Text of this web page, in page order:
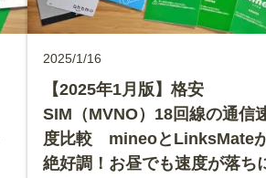
2025/1/16
【2025年1月版】格安
SIM（MVNO）18回線の通信
度比較 mineoとLinksMate
絶好調！お昼でも速度が落ち